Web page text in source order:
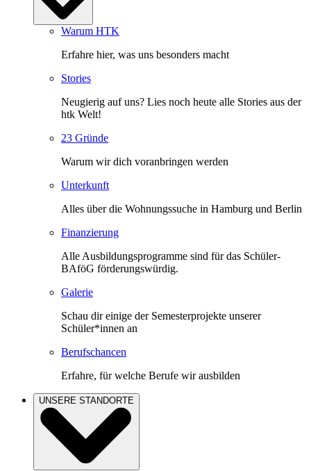
Warum HTK
Erfahre hier, was uns besonders macht
Stories
Neugierig auf uns? Lies noch heute alle Stories aus der
htk Welt!
23 Gründe
Warum wir dich voranbringen werden
Unterkunft
Alles über die Wohnungssuche in Hamburg und Berlin
Finanzierung
Alle Ausbildungsprogramme sind für das Schüler-
BAföG förderungswürdig.
Galerie
Schau dir einige der Semesterprojekte unserer
Schüler*innen an
Berufschancen
Erfahre, für welche Berufe wir ausbilden
UNSERE STANDORTE